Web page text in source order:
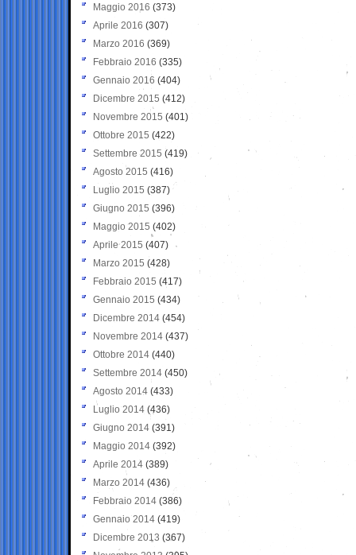
Maggio 2016 (373)
Aprile 2016 (307)
Marzo 2016 (369)
Febbraio 2016 (335)
Gennaio 2016 (404)
Dicembre 2015 (412)
Novembre 2015 (401)
Ottobre 2015 (422)
Settembre 2015 (419)
Agosto 2015 (416)
Luglio 2015 (387)
Giugno 2015 (396)
Maggio 2015 (402)
Aprile 2015 (407)
Marzo 2015 (428)
Febbraio 2015 (417)
Gennaio 2015 (434)
Dicembre 2014 (454)
Novembre 2014 (437)
Ottobre 2014 (440)
Settembre 2014 (450)
Agosto 2014 (433)
Luglio 2014 (436)
Giugno 2014 (391)
Maggio 2014 (392)
Aprile 2014 (389)
Marzo 2014 (436)
Febbraio 2014 (386)
Gennaio 2014 (419)
Dicembre 2013 (367)